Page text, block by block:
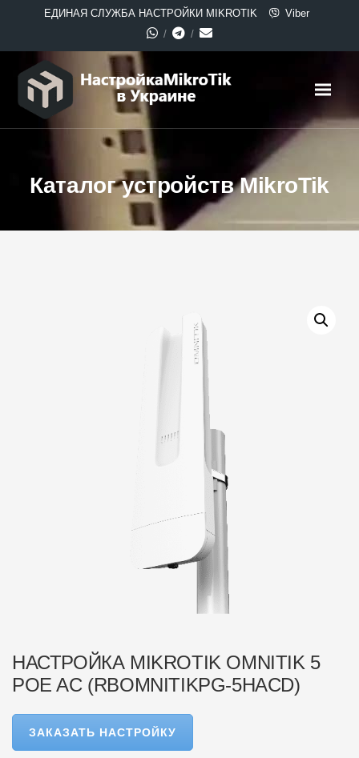
ЕДИНАЯ СЛУЖБА НАСТРОЙКИ MIKROTIK Viber
Каталог устройств MikroTik
НАСТРОЙКА MIKROTIK OMNITIK 5
POE AC (RBOMNITIKPG-5HACD)
ЗАКАЗАТЬ НАСТРОЙКУ